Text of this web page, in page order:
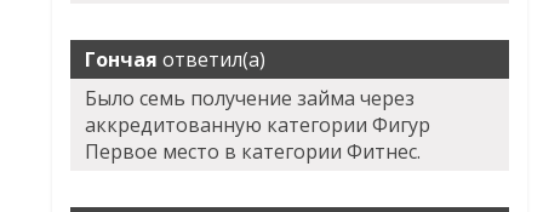
Гончая ответил(а)
Было семь получение займа через
аккредитованную категории Фигур
Первое место в категории Фитнес.